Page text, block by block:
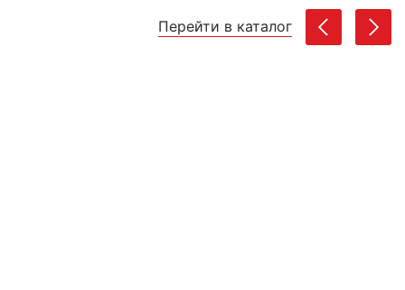
Перейти в каталог